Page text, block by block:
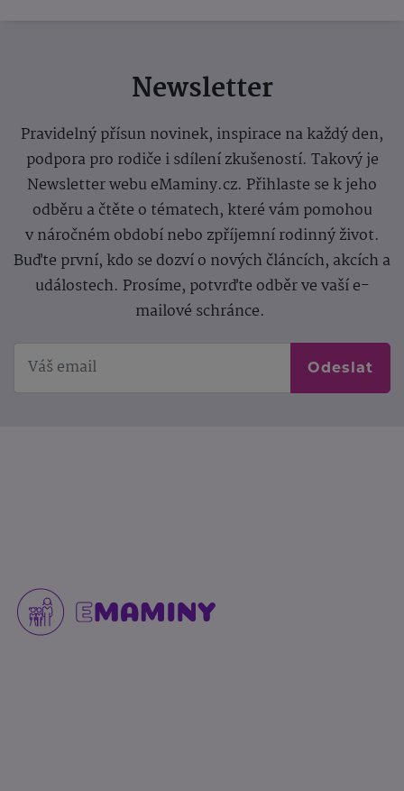
Newsletter
Pravidelný přísun novinek, inspirace na každý den,
podpora pro rodiče i sdílení zkušeností. Takový je
Newsletter webu eMaminy.cz. Přihlaste se k jeho
odběru a čtěte o tématech, které vám pomohou
v náročném období nebo zpříjemní rodinný život.
Buďte první, kdo se dozví o nových článcích, akcích a
událostech. Prosíme, potvrďte odběr ve vaší e-
mailové schránce.
Odeslat